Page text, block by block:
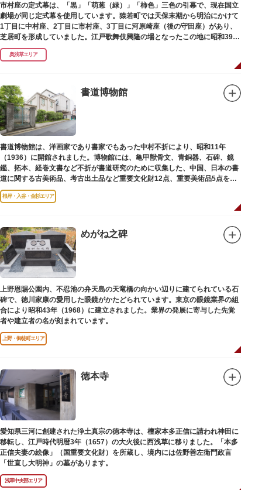
市村座の定式幕は、「黒」「萌葱（緑）」「柿色」三色の引幕で、現在国立
劇場が同じ定式幕を使用しています。猿若町では天保末期から明治にかけて
1丁目に中村座、2丁目に市村座、3丁目に河原崎座（後の守田座）があり、
芝居町を形成していました。江戸歌舞伎興隆の場となったこの地に昭和39年
（1964）に跡碑が建てられました。
奥浅草エリア
書道博物館
書道博物館は、洋画家であり書家でもあった中村不折により、昭和11年
（1936）に開館されました。博物館には、亀甲獣骨文、青銅器、石碑、鏡
鑑、拓本、経巻文書など不折が書道研究のために収集した、中国、日本の書
道に関する古美術品、考古出土品など重要文化財12点、重要美術品5点を含
む約16000点が収蔵されています。
根岸・入谷・金杉エリア
めがね之碑
上野恩賜公園内、不忍池の弁天島の天竜橋の向かい辺りに建てられている石
碑で、徳川家康の愛用した眼鏡がかたどられています。東京の眼鏡業界の組
合により昭和43年（1968）に建立されました。業界の発展に寄与した先覚
者や建立者の名が刻まれています。
上野・御徒町エリア
徳本寺
愛知県三河に創建された浄土真宗の徳本寺は、檀家本多正信に請われ神田に
移転し、江戸時代明暦3年（1657）の大火後に西浅草に移りました。「本多
正信夫妻の絵像」（国重要文化財）を所蔵し、境内には佐野善左衛門政言
「世直し大明神」の墓があります。
浅草中央部エリア